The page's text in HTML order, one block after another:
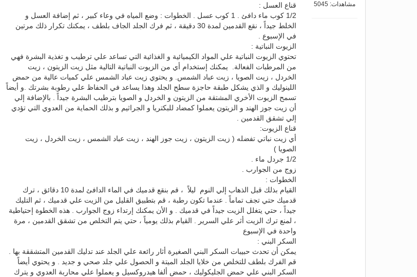
مشاهدات: 5045
قناع العسل :
1/2 كوب ماء دافئ . 1 كوب عسل . الخطوات : وضع المياه في وعاء كبير ، ثم إضافة العسل و
الخلط جيداً ، نقع القدمين لمدة 30 دقيقة ، ثم فرك الجلد الجاف بلطف ، يمكنك تكرار ذلك مرتين
في الإسبوع .
الزيوت النباتية :
تحتوي الزيوت النباتية علي المواد الكيميائية و الغذائية التي تساعد علي ترطيب و تغذية البشرة فهي
من المرطبات الفعالة. يمكنك إستخدام أي من الزيوت النباتية التالية مثل زيت الزيتون ، زيت
الخردل ، زيت الصويا ، زيت عباد الشمس. و يحتوي زيت عباد الشمس علي كميات عالية من حمض
اللينوليك و الذي يشكل طبقة حاجزة سطح الجلد وهذا يساعد في الحفاظ علي رطوبة بشرتك .و أيضاً
تسمح الزيوت الأخري المشتقة من الزيتون و الخردل و الصويا بترطيب البشرة جيداً . بالإضافة إلي
أن زيت جوز الهند و الزيتون يعملوا كمضاد للبكتريا و الجراثيم و بذلك الحماية من العدوي التي تؤدي
إلي تشقق القدمين .
قناع الزيوت:
أي زيت نباتي تفضله ( زيت الزيتون ، زيت جوز الهند ، زيت عباد الشمس ، زيت الخردل ، زيت
الصويا )
1/2 جردل ماء .
زوج من الجوارب .
الخطوات :
القيام بذلك قبل الذهاب إلي النوم ليلاً ، قم بنقع قدميك في الماء الدافئ لمدة 10 دقائق ، ترك
قدميك حتي تجف تماماً . عندما تكون رطبة ، قم بتطبيق القليل من الزيت علي قدميك ، ثم التليك
جيداً ، حتي يتغلل الزيت جيداً في قدميك . و الأن يمكنك إرتداء زوج الجوارب . هذه الخطوة إحتياطية
، لمنع ترك الزيت أثر علي السرير . القيام بذلك يومياً ، حتي يتم التخلص من تشقق القدمين ، مرة
واحدة في الإسبوع
السكر البني :
يمكن أن تحدث حبيبات السكر البني الصغيرة أثار رائعة علي الجلد عند تدليك القدمين المتشققة بها .
قم الفرك بلطف للتخلص من خلايا الجلد الميتة و الحصول علي جلد صحي و جديد . و يحتوي أيضاً
السكر البني علي حمض الجليكوليك ، حمض ألفا هيدروكسيل و يعملوا علي محاربة العدوي و يترك